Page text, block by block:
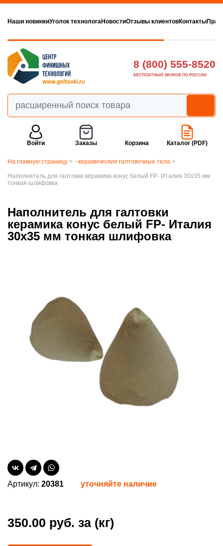
Наши новинкиУголок технологаНовостиОтзывы клиентовКонтакты
8 (800) 555-8520
БЕСПЛАТНЫЙ ЗВОНОК ПО РОССИИ
Войти Заказы Корзина Каталог (PDF)
На главную страницу > - керамические галтовочные тела >
Наполнитель для галтовки керамика конус белый FP- Италия 30х35 мм
тонкая шлифовка
Наполнитель для галтовки
керамика конус белый FP- Италия
30х35 мм тонкая шлифовка
Артикул: 20381 уточняйте наличие
350.00 руб. за (кг)